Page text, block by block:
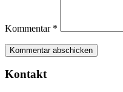
Kommentar *
Kontakt